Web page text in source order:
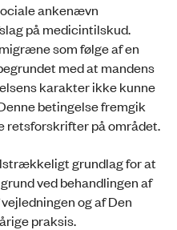
ankenævn
på medicintilskud.
som følge af en
med at mandens
karakter ikke kunne
betingelse fremgik
retsforskrifter på området.
grundlag for at
ved behandlingen af
og af Den
praksis.